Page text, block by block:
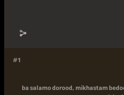
#1
ba salamo dorood, mikhastam